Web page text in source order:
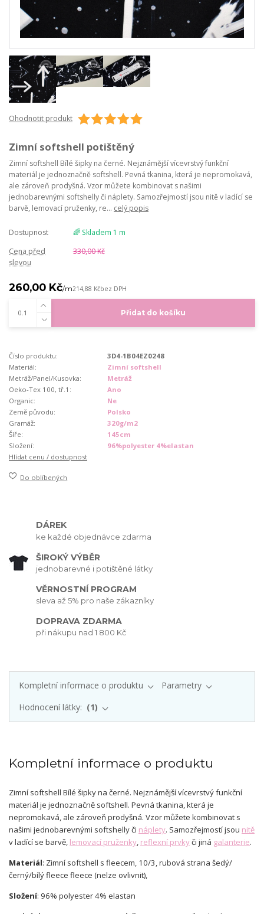
Ohodnotit produkt
Zimní softshell potištěný
Zimní softshell Bílé šipky na černé. Nejznámější vícevrstvý funkční
materiál je jednoznačně softshell. Pevná tkanina, která je nepromokavá,
ale zároveň prodyšná. Vzor můžete kombinovat s našimi
jednobarevnými softshelly či náplety. Samozřejmostí jsou nitě v ladící se
barvě, lemovací pruženky, re... celý popis
Dostupnost
🌈 Skladem 1 m
Cena před
slevou
330,00 Kč
260,00 Kč/m214,88 Kčbez DPH
Přidat do košíku
Číslo produktu:
3D4-1B04EZ0248
Materiál:
Zimní softshell
Metráž/Panel/Kusovka:
Metráž
Oeko-Tex 100, tř.1:
Ano
Organic:
Ne
Země původu:
Polsko
Gramáž:
320g/m2
Šíře:
145cm
Složení:
96%polyester 4%elastan
Hlídat cenu / dostupnost
Do oblíbených
DÁREK
ke každé objednávce zdarma
ŠIROKÝ VÝBĚR
jednobarevné i potištěné látky
VĚRNOSTNÍ PROGRAM
sleva až 5% pro naše zákazníky
DOPRAVA ZDARMA
při nákupu nad 1 800 Kč
Kompletní informace o produktu
Parametry
Hodnocení látky:
1
Kompletní informace o produktu
Zimní softshell Bílé šipky na černé. Nejznámější vícevrstvý funkční
materiál je jednoznačně softshell. Pevná tkanina, která je
nepromokavá, ale zároveň prodyšná. Vzor můžete kombinovat s
našimi jednobarevnými softshelly či náplety. Samozřejmostí jsou nitě
v ladící se barvě, lemovací pruženky, reflexní prvkyči jiná galanterie.
Materiál: Zimní softshell s fleecem, 10/3, rubová strana šedý/
černý/bílý fleece fleece (nelze ovlivnit),
Složení: 96% polyester 4% elastan